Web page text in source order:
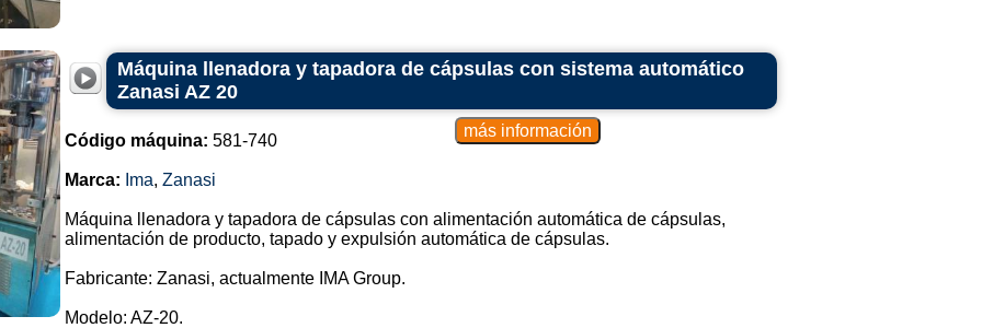
Máquina llenadora y tapadora de cápsulas con sistema automático
Zanasi AZ 20
Código máquina: 581-740
Marca: Ima, Zanasi
Máquina llenadora y tapadora de cápsulas con alimentación automática de cápsulas,
alimentación de producto, tapado y expulsión automática de cápsulas.
Fabricante: Zanasi, actualmente IMA Group.
Modelo: AZ-20.